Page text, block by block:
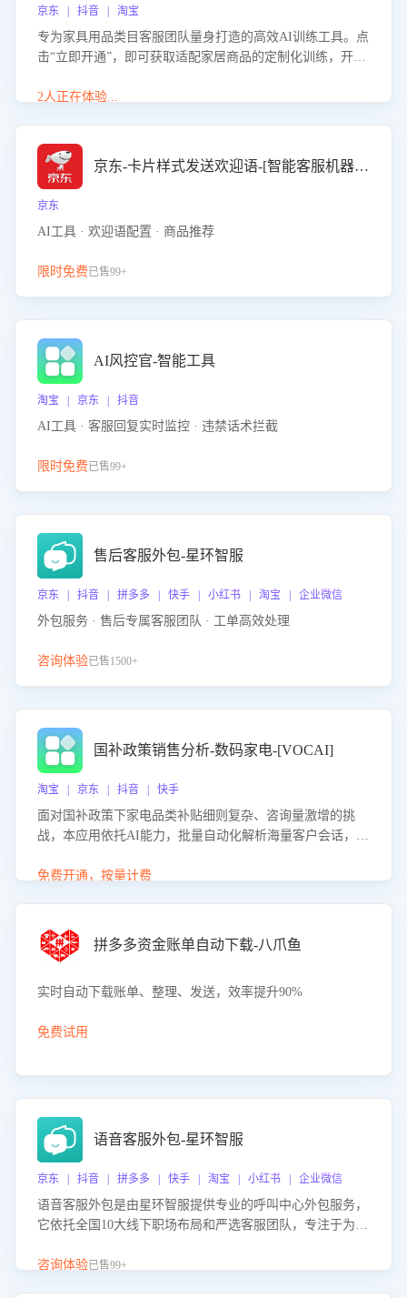
京东 | 抖音 | 淘宝
专为家具用品类目客服团队量身打造的高效AI训练工具。点
击“立即开通”，即可获取适配家居商品的定制化训练，开启
能、尺寸参数咨询等高频场景下的专业应对能力。
2人正在体验...
京东-卡片样式发送欢迎语-[智能客服机器人]
京东
AI工具 · 欢迎语配置 · 商品推荐
限时免费已售99+
AI风控官-智能工具
淘宝 | 京东 | 抖音
AI工具 · 客服回复实时监控 · 违禁话术拦截
限时免费已售99+
售后客服外包-星环智服
京东 | 抖音 | 拼多多 | 快手 | 小红书 | 淘宝 | 企业微信
外包服务 · 售后专属客服团队 · 工单高效处理
咨询体验已售1500+
国补政策销售分析-数码家电-[VOCAI]
淘宝 | 京东 | 抖音 | 快手
面对国补政策下家电品类补贴细则复杂、咨询量激增的挑
战，本应用依托AI能力，批量自动化解析海量客户会话，精
购买意向，深度洞察决策动因。同时全面评估客服团队政策
度、客服转化能力及销售业绩。
免费开通，按量计费
拼多多资金账单自动下载-八爪鱼
实时自动下载账单、整理、发送，效率提升90%
免费试用
语音客服外包-星环智服
京东 | 抖音 | 拼多多 | 快手 | 淘宝 | 小红书 | 企业微信
语音客服外包是由星环智服提供专业的呼叫中心外包服务，
它依托全国10大线下职场布局和严选客服团队，专注于为企
客服团队和智能工具提升语音客服服务效率和质量，帮助企
咨询体验已售99+